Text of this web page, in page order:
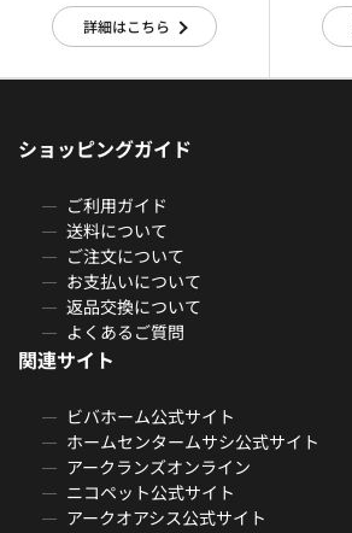
詳細はこちら
ショッピングガイド
ご利用ガイド
送料について
ご注文について
お支払いについて
返品交換について
よくあるご質問
関連サイト
ビバホーム公式サイト
ホームセンタームサシ公式サイト
アークランズオンライン
ニコペット公式サイト
アークオアシス公式サイト